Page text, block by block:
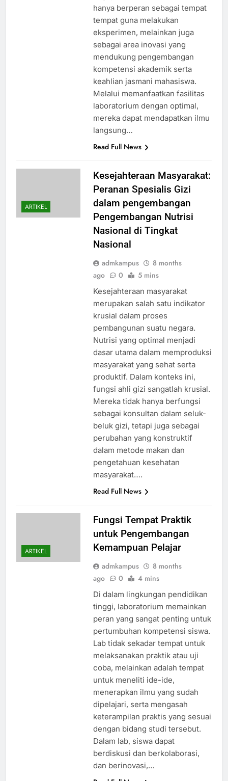
hanya berperan sebagai tempat
tempat guna melakukan
eksperimen, melainkan juga
sebagai area inovasi yang
mendukung pengembangan
kompetensi akademik serta
keahlian jasmani mahasiswa.
Melalui memanfaatkan fasilitas
laboratorium dengan optimal,
mereka dapat mendapatkan ilmu
langsung…
Read Full News
ARTIKEL
Kesejahteraan Masyarakat:
Peranan Spesialis Gizi
dalam pengembangan
Pengembangan Nutrisi
Nasional di Tingkat
Nasional
admkampus
8 months
ago
0 5 mins
Kesejahteraan masyarakat
merupakan salah satu indikator
krusial dalam proses
pembangunan suatu negara.
Nutrisi yang optimal menjadi
dasar utama dalam memproduksi
masyarakat yang sehat serta
produktif. Dalam konteks ini,
fungsi ahli gizi sangatlah krusial.
Mereka tidak hanya berfungsi
sebagai konsultan dalam seluk-
beluk gizi, tetapi juga sebagai
perubahan yang konstruktif
dalam metode makan dan
pengetahuan kesehatan
masyarakat….
Read Full News
ARTIKEL
Fungsi Tempat Praktik
untuk Pengembangan
Kemampuan Pelajar
admkampus
8 months
ago
0 4 mins
Di dalam lingkungan pendidikan
tinggi, laboratorium memainkan
peran yang sangat penting untuk
pertumbuhan kompetensi siswa.
Lab tidak sekadar tempat untuk
melaksanakan praktik atau uji
coba, melainkan adalah tempat
untuk meneliti ide-ide,
menerapkan ilmu yang sudah
dipelajari, serta mengasah
keterampilan praktis yang sesuai
dengan bidang studi tersebut.
Dalam lab, siswa dapat
berdiskusi dan berkolaborasi,
dan berinovasi,…